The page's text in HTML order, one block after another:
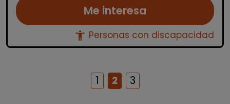
Me interesa
accessibility_new Personas con discapacidad
1 2 3